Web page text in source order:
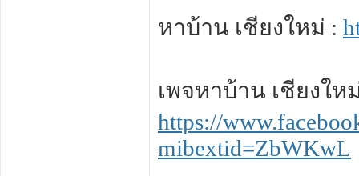
หาบ้าน เชียงใหม่ :
เพจหาบ้าน เชียงให
https://
mibextid=ZbWKwL